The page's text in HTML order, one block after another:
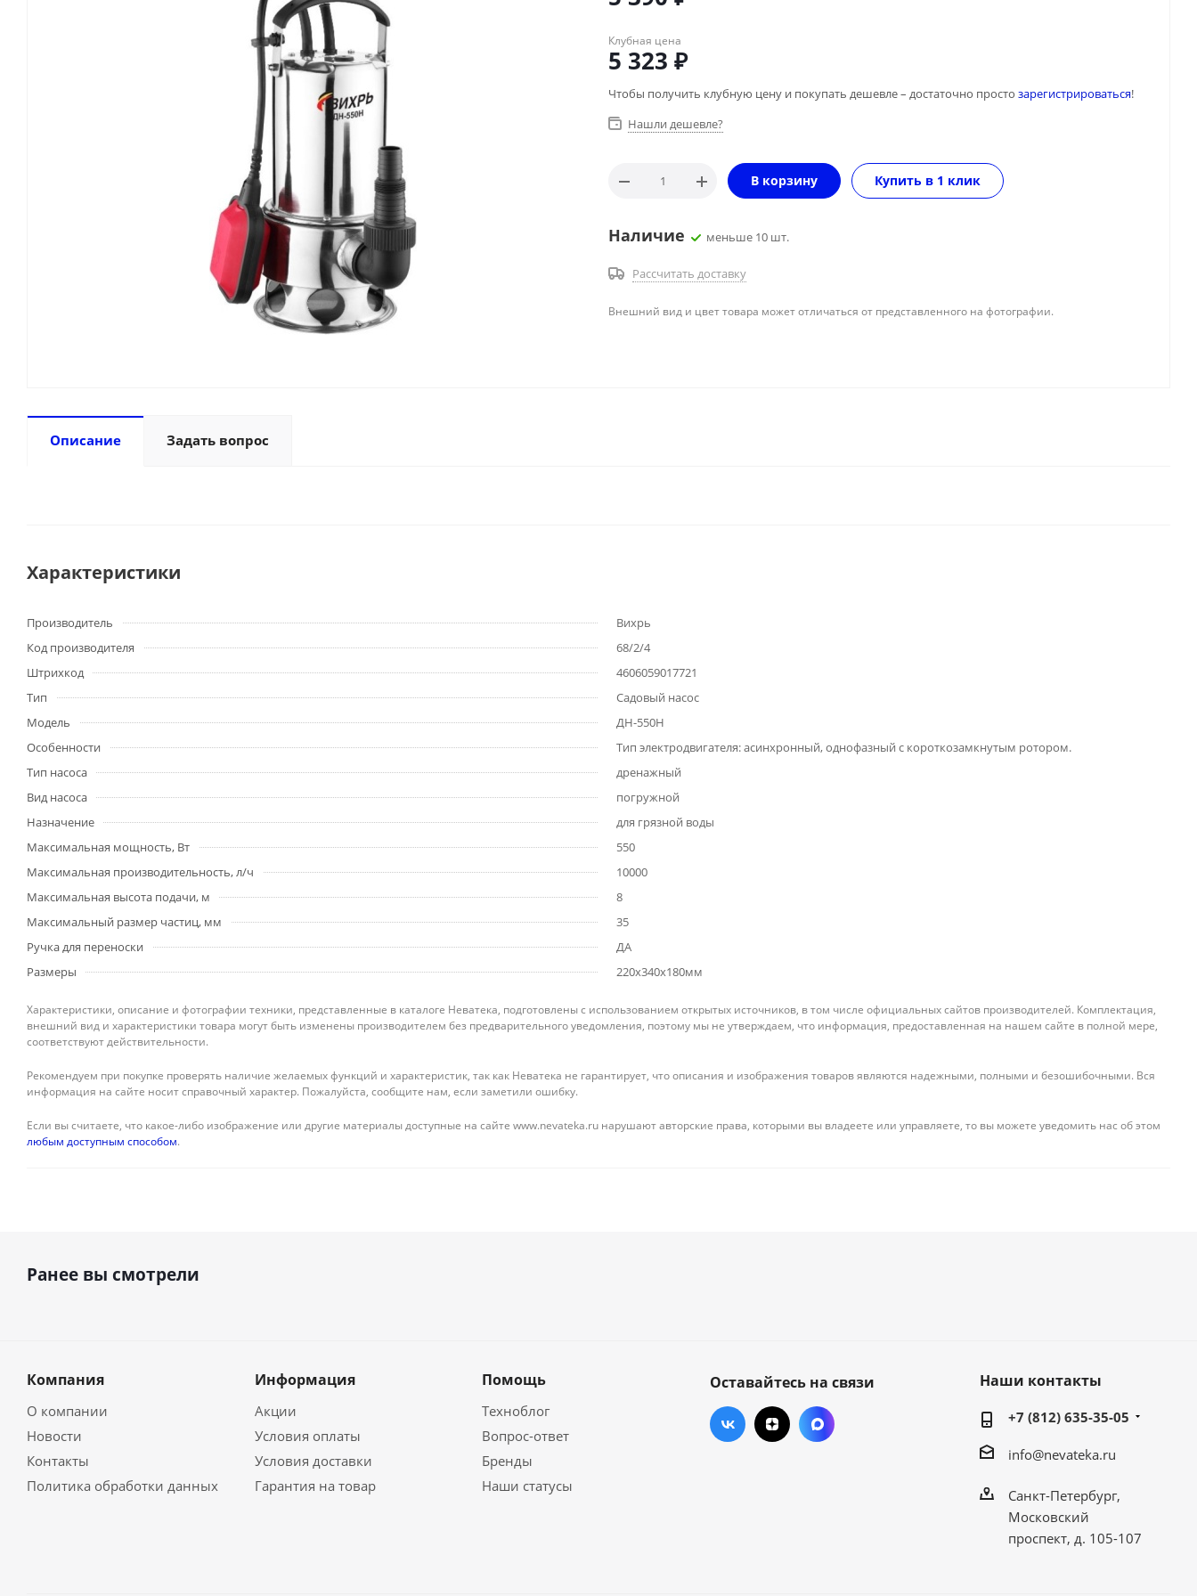
Клубная цена
5 323 ₽
Чтобы получить клубную цену и покупать дешевле – достаточно просто зарегистрироваться!
Нашли дешевле?
В корзину Купить в 1 клик
Наличие меньше 10 шт.
Рассчитать доставку
Внешний вид и цвет товара может отличаться от представленного на фотографии.
Описание Задать вопрос
Характеристики
Производитель
Вихрь
Код производителя
68/2/4
Штрихкод
4606059017721
Тип
Садовый насос
Модель
ДН-550Н
Особенности
Тип электродвигателя: асинхронный, однофазный с короткозамкнутым ротором.
Тип насоса
дренажный
Вид насоса
погружной
Назначение
для грязной воды
Максимальная мощность, Вт
550
Максимальная производительность, л/ч
10000
Максимальная высота подачи, м
8
Максимальный размер частиц, мм
35
Ручка для переноски
ДА
Размеры
220x340x180мм
Характеристики, описание и фотографии техники, представленные в каталоге Неватека, подготовлены с использованием открытых источников, в том числе официальных сайтов производителей. Комплектация,
внешний вид и характеристики товара могут быть изменены производителем без предварительного уведомления, поэтому мы не утверждаем, что информация, предоставленная на нашем сайте в полной мере,
соответствуют действительности.
Рекомендуем при покупке проверять наличие желаемых функций и характеристик, так как Неватека не гарантирует, что описания и изображения товаров являются надежными, полными и безошибочными. Вся
информация на сайте носит справочный характер. Пожалуйста, сообщите нам, если заметили ошибку.
Если вы считаете, что какое-либо изображение или другие материалы доступные на сайте www.nevateka.ru нарушают авторские права, которыми вы владеете или управляете, то вы можете уведомить нас об этом
любым доступным способом.
Ранее вы смотрели
Компания
О компании
Новости
Контакты
Политика обработки данных
Информация
Акции
Условия оплаты
Условия доставки
Гарантия на товар
Помощь
Техноблог
Вопрос-ответ
Бренды
Наши статусы
Оставайтесь на связи Наши контакты
+7 (812) 635-35-05
info@nevateka.ru
Санкт-Петербург,
Московский
проспект, д. 105-107